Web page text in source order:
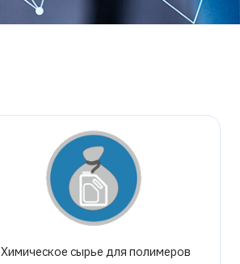
Химическое сырье для полимеров